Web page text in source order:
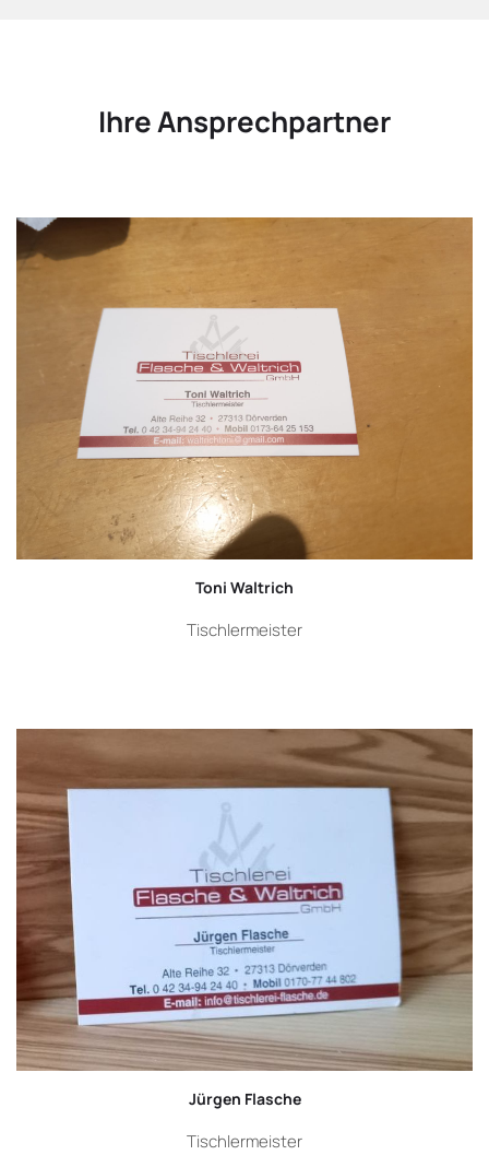
Ihre Ansprechpartner
Toni Waltrich
Tischlermeister
Jürgen Flasche
Tischlermeister